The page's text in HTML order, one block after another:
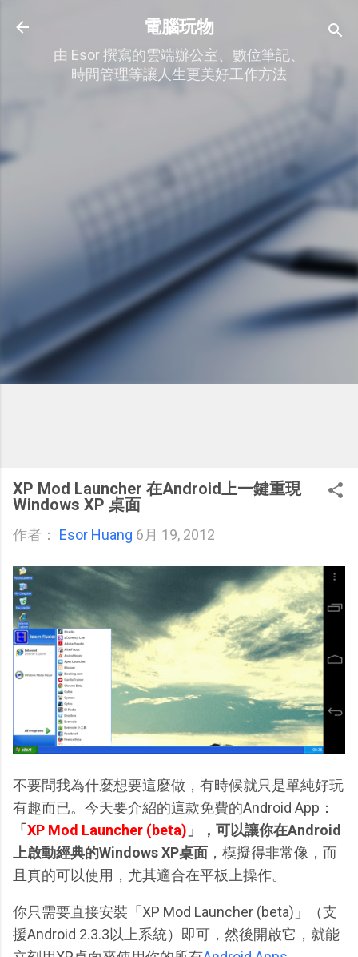
跳到主要內容
電腦玩物
由 Esor 撰寫的雲端辦公室、數位筆記、
時間管理等讓人生更美好工作方法
XP Mod Launcher 在Android上一鍵重現
Windows XP 桌面
作者： Esor Huang 6月 19, 2012
不要問我為什麼想要這麼做，有時候就只是單純好玩
有趣而已。今天要介紹的這款免費的Android App：
「XP Mod Launcher (beta) 」，可以讓你在Android
上啟動經典的Windows XP桌面 ，模擬得非常像，而
且真的可以使用，尤其適合在平板上操作。
你只需要直接安裝「XP Mod Launcher (beta)」（支
援Android 2.3.3以上系統）即可，然後開啟它，就能